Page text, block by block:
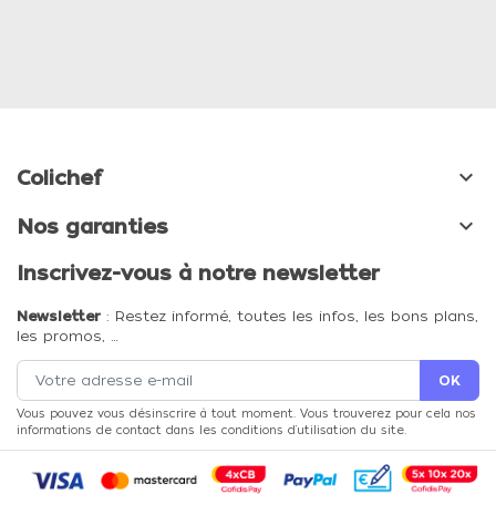
Colichef 
Nos garanties 
Inscrivez-vous à notre newsletter
Newsletter : Restez informé, toutes les infos, les bons plans,
les promos, …
Vous pouvez vous désinscrire à tout moment. Vous trouverez pour cela nos
informations de contact dans les conditions d'utilisation du site.